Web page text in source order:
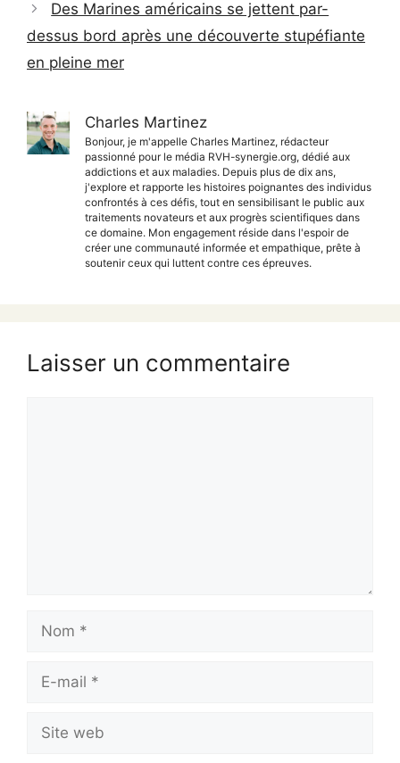
Des Marines américains se jettent par-
dessus bord après une découverte stupéfiante
en pleine mer
Charles Martinez
Bonjour, je m'appelle Charles Martinez, rédacteur
passionné pour le média RVH-synergie.org, dédié aux
addictions et aux maladies. Depuis plus de dix ans,
j'explore et rapporte les histoires poignantes des individus
confrontés à ces défis, tout en sensibilisant le public aux
traitements novateurs et aux progrès scientifiques dans
ce domaine. Mon engagement réside dans l'espoir de
créer une communauté informée et empathique, prête à
soutenir ceux qui luttent contre ces épreuves.
Laisser un commentaire
mail
web